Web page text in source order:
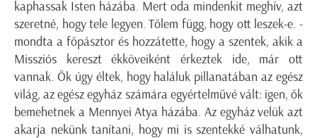
kaphassak Isten házába. Mert oda mindenkit meghív, azt
szeretné, hogy tele legyen. Tőlem függ, hogy ott leszek-e. -
mondta a főpásztor és hozzátette, hogy a szentek, akik a
Missziós kereszt ékköveiként érkeztek ide, már ott
vannak. Ők úgy éltek, hogy haláluk pillanatában az egész
világ, az egész egyház számára egyértelművé vált: igen, ők
bemehetnek a Mennyei Atya házába. Az egyház velük azt
akarja nekünk tanítani, hogy mi is szentekké válhatunk,